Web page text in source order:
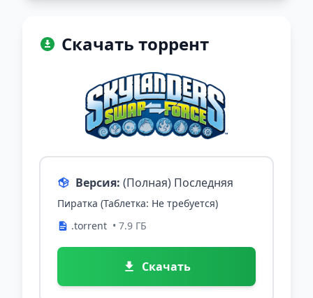
Скачать торрент
Версия: (Полная) Последняя
Пиратка (Таблетка: Не требуется)
.torrent • 7.9 ГБ
Скачать